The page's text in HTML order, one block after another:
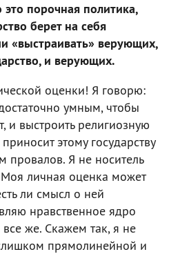
порочная политика,
берет на себя
«выстраивать» верующих,
и верующих.
оценки! Я говорю:
умным, чтобы
и выстроить религиозную
этому государству
провалов. Я не носитель
личная оценка может
ли смысл о ней
нравственное ядро
же. Скажем так, я не
прямолинейной и